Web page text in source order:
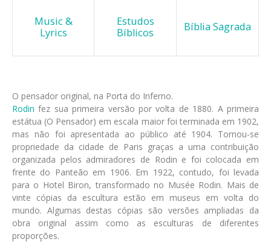
Music &
Lyrics
Estudos
Bíblicos
Bíblia Sagrada
O pensador original, na Porta do Inferno.
Rodin fez sua primeira versão por volta de 1880. A primeira
estátua (O Pensador) em escala maior foi terminada em 1902,
mas não foi apresentada ao público até 1904. Tornou-se
propriedade da cidade de Paris graças a uma contribuição
organizada pelos admiradores de Rodin e foi colocada em
frente do Panteão em 1906. Em 1922, contudo, foi levada
para o Hotel Biron, transformado no Musée Rodin. Mais de
vinte cópias da escultura estão em museus em volta do
mundo. Algumas destas cópias são versões ampliadas da
obra original assim como as esculturas de diferentes
proporções.